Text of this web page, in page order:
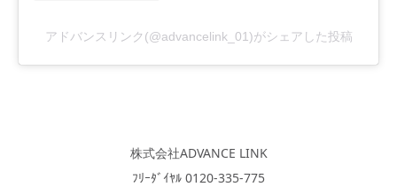
アドバンスリンク(@advancelink_01)がシェアした投稿
株式会社ADVANCE LINK
ﾌﾘｰﾀﾞｲﾔﾙ 0120-335-775